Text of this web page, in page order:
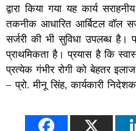
द्वारा किया गया यह कार्य
तकनीक आधारित आर्बिटल वाॅल
सर्जरी की भी सुविधा उपलब्ध है।
प्राथमिकता है। प्रयास है कि
प्रत्येक गंभीर रोगी को बेहतर
– प्रो. मीनू सिंह, कार्यकारी